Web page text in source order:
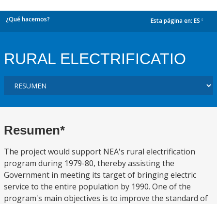
¿Qué hacemos? Esta página en: ES
RURAL ELECTRIFICATIO
Resumen*
The project would support NEA's rural electrification
program during 1979-80, thereby assisting the
Government in meeting its target of bringing electric
service to the entire population by 1990. One of the
program's main objectives is to improve the standard of